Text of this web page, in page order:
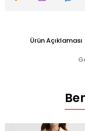
Ürün Açıklaması